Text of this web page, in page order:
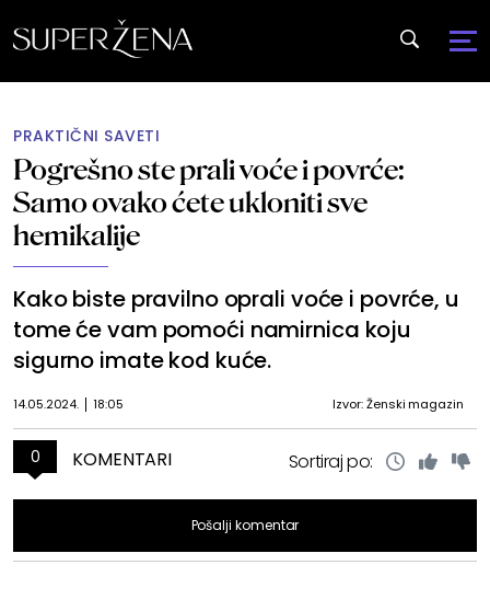
PRAKTIČNI SAVETI
Pogrešno ste prali voće i povrće:
Samo ovako ćete ukloniti sve
hemikalije
Kako biste pravilno oprali voće i povrće, u
tome će vam pomoći namirnica koju
sigurno imate kod kuće.
14.05.2024. 18:05 Izvor: Ženski magazin
0 KOMENTARI Sortiraj po:
Pošalji komentar